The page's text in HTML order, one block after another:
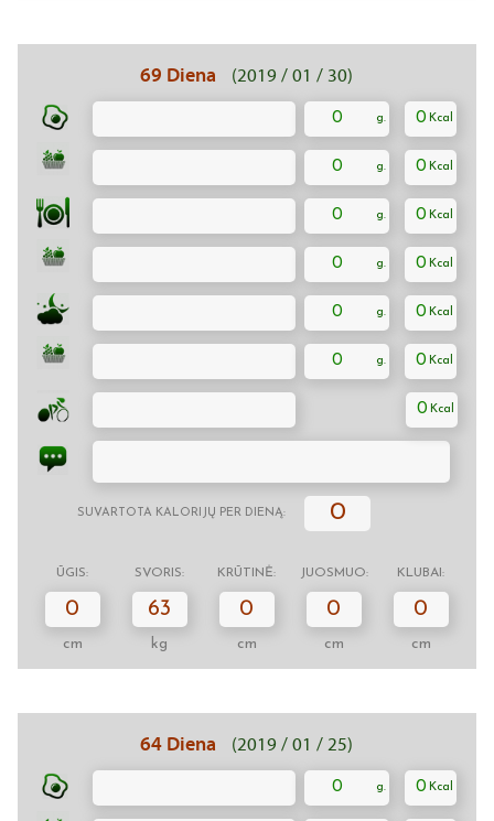
69 Diena (2019 / 01 / 30)
0 0
0 0
0 0
0 0
0 0
0 0
0
SUVARTOTA KALORIJŲ PER DIENĄ: 0
ŪGIS: SVORIS: KRŪTINĖ: JUOSMUO: KLUBAI:
0
cm
63
kg
0
cm
0
cm
0
cm
64 Diena (2019 / 01 / 25)
0 0